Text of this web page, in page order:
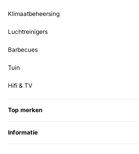
Klimaatbeheersing
Luchtreinigers
Barbecues
Tuin
Hifi & TV
Top merken
Informatie